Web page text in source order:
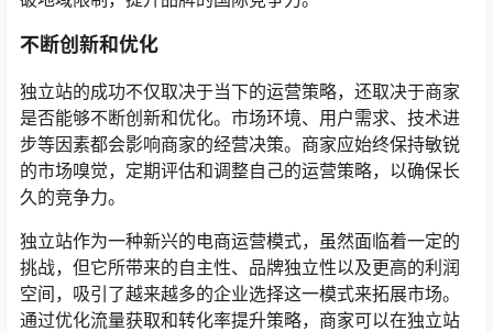
不断创新和优化
独立站的成功不仅取决于当下的运营策略，还取决于商家
是否能够不断创新和优化。市场环境、用户需求、技术进
步等因素都会影响商家的经营决策。商家应始终保持敏锐
的市场嗅觉，定期评估和调整自己的运营策略，以确保长
久的竞争力。
独立站作为一种新兴的电商运营模式，虽然面临着一定的
挑战，但它所带来的自主性、品牌独立性以及更高的利润
空间，吸引了越来越多的企业选择这一模式来拓展市场。
通过优化流量获取和转化率提升策略，商家可以在独立站